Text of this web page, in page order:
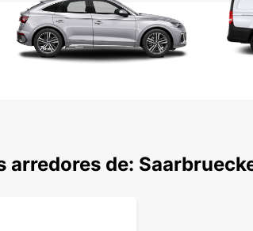
opções flexíveis de
prazo. Além disso,
ida, perfeitos para
localização diferente.
Alugueres flexíveis
arredores de: